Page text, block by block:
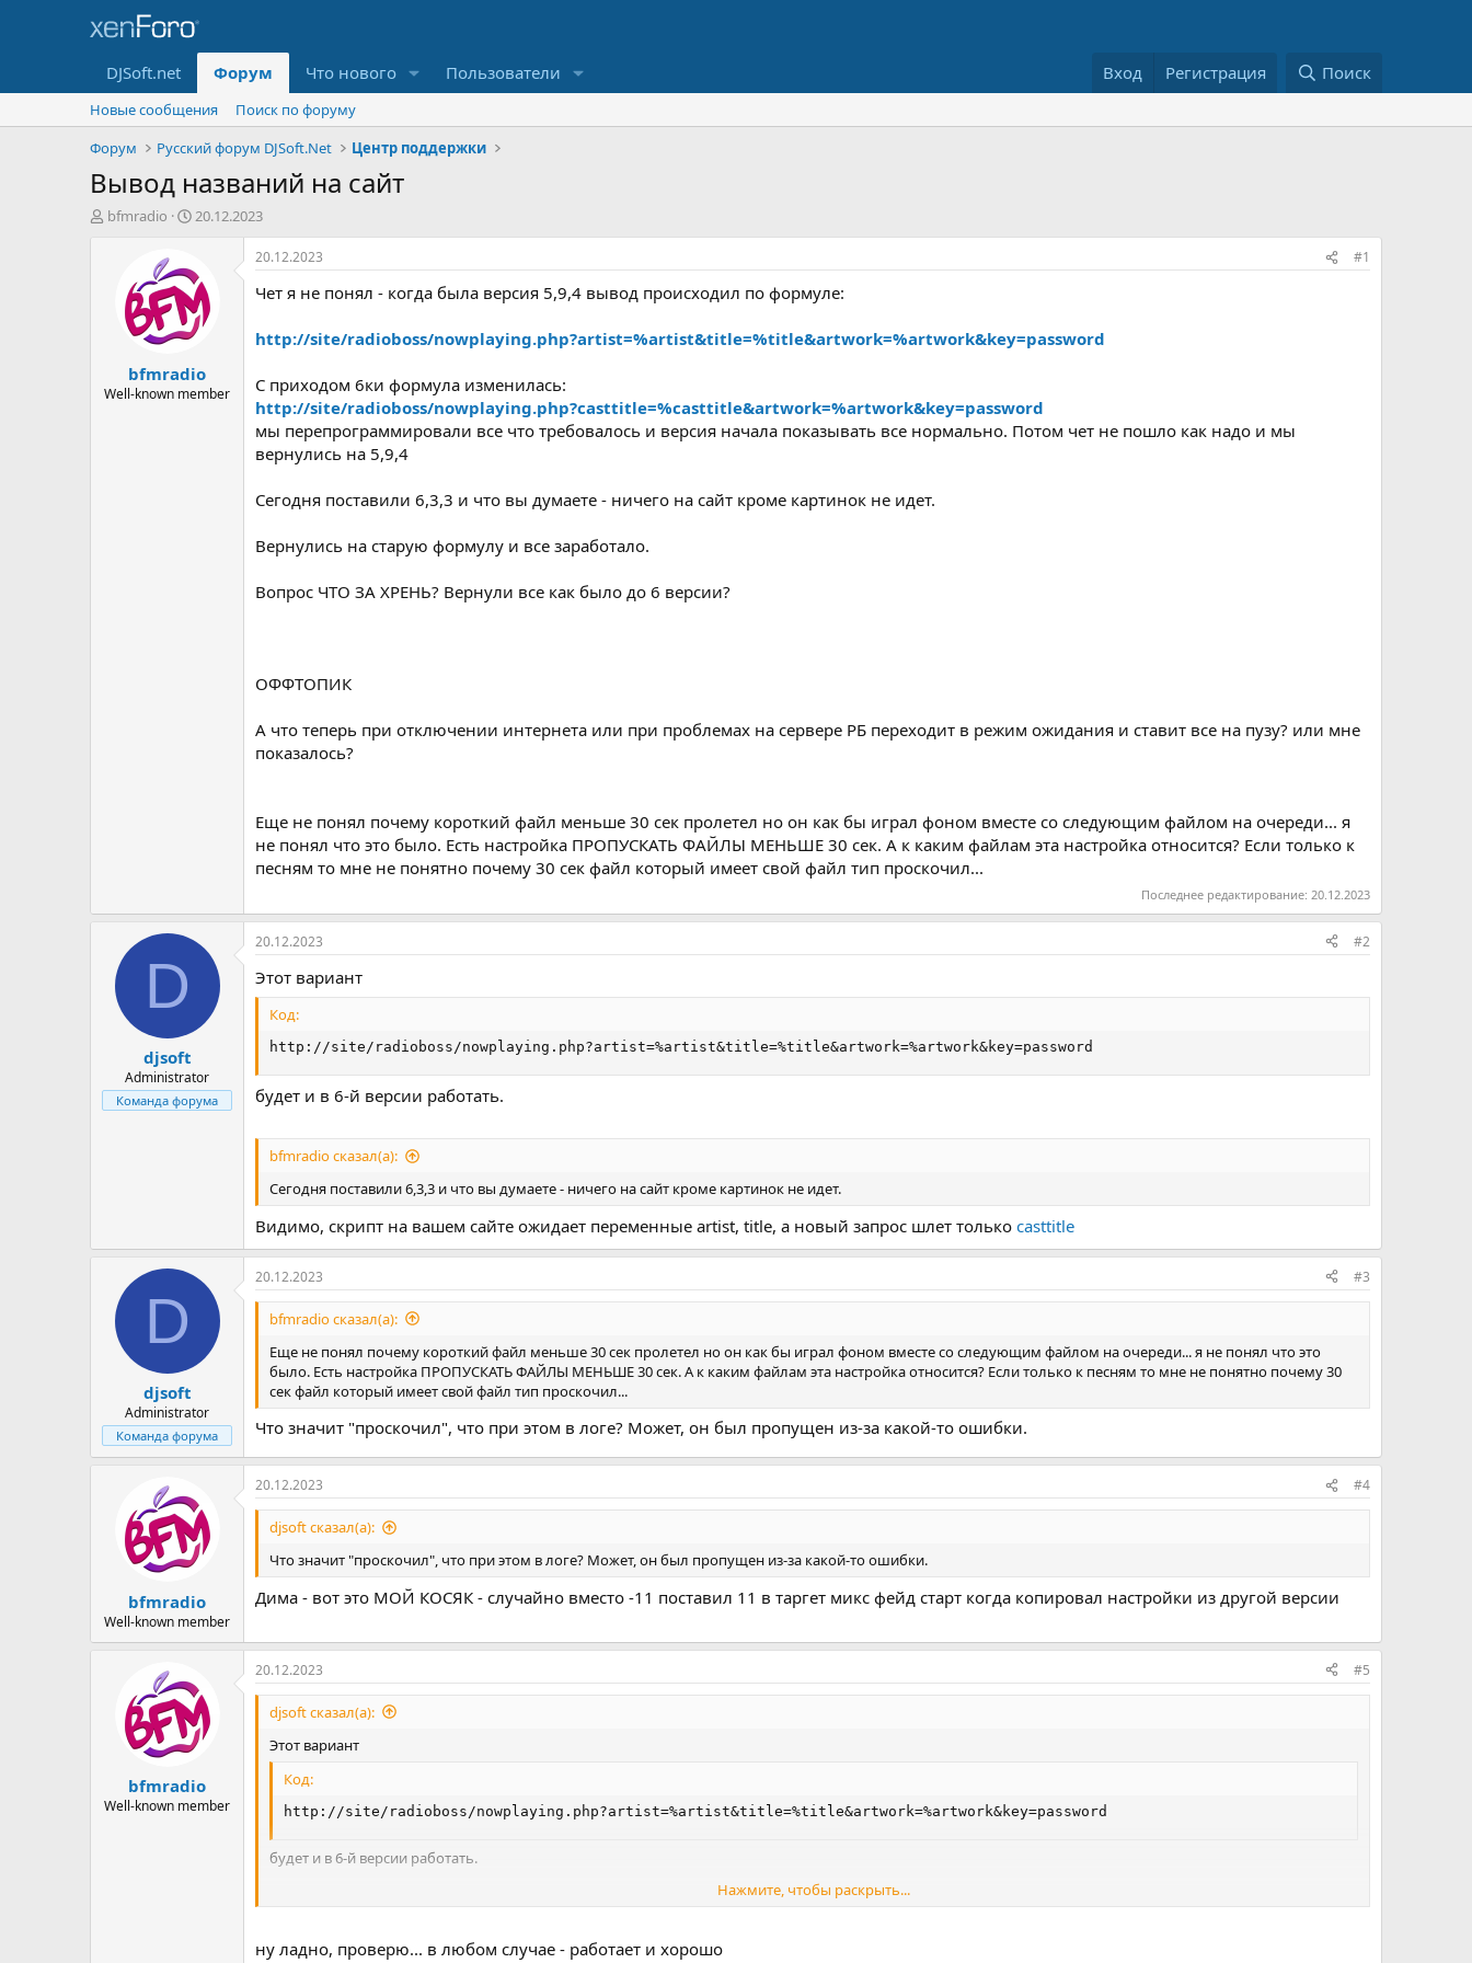
DJSoft.net Форум Что нового Пользователи Вход Регистрация Поиск
Новые сообщения
Поиск по форуму
Форум
Русский форум DJSoft.Net Центр поддержки
Вывод названий на сайт
А
bfmradio
Д
а
н
а
ч
л
а
20.12.2023
bfmradio
Well-known member
20.12.2023 #1
Чет я не понял - когда была версия 5,9,4 вывод происходил по формуле:
http://site/radioboss/nowplaying.php?artist=%artist&title=%title&artwork=%artwork&key=password
С приходом 6ки формула изменилась:
http://site/radioboss/nowplaying.php?casttitle=%casttitle&artwork=%artwork&key=password
мы перепрограммировали все что требовалось и версия начала показывать все нормально. Потом чет не пошло как надо и мы
вернулись на 5,9,4
Сегодня поставили 6,3,3 и что вы думаете - ничего на сайт кроме картинок не идет.
Вернулись на старую формулу и все заработало.
Вопрос ЧТО ЗА ХРЕНЬ? Вернули все как было до 6 версии?
ОФФТОПИК
А что теперь при отключении интернета или при проблемах на сервере РБ переходит в режим ожидания и ставит все на пузу? или мне
показалось?
Еще не понял почему короткий файл меньше 30 сек пролетел но он как бы играл фоном вместе со следующим файлом на очереди... я
не понял что это было. Есть настройка ПРОПУСКАТЬ ФАЙЛЫ МЕНЬШЕ 30 сек. А к каким файлам эта настройка относится? Если только к
песням то мне не понятно почему 30 сек файл который имеет свой файл тип проскочил...
Последнее редактирование: 20.12.2023
D
djsoft
Administrator
Команда форума
20.12.2023 #2
Этот вариант
Код:
http://site/radioboss/nowplaying.php?artist=%artist&title=%title&artwork=%artwork&key=password
будет и в 6-й версии работать.
bfmradio сказал(а):
Сегодня поставили 6,3,3 и что вы думаете - ничего на сайт кроме картинок не идет.
Видимо, скрипт на вашем сайте ожидает переменные artist, title, а новый запрос шлет только casttitle
D
djsoft
Administrator
Команда форума
20.12.2023 #3
bfmradio сказал(а):
Еще не понял почему короткий файл меньше 30 сек пролетел но он как бы играл фоном вместе со следующим файлом на очереди... я не понял что это
было. Есть настройка ПРОПУСКАТЬ ФАЙЛЫ МЕНЬШЕ 30 сек. А к каким файлам эта настройка относится? Если только к песням то мне не понятно почему 30
сек файл который имеет свой файл тип проскочил...
Что значит "проскочил", что при этом в логе? Может, он был пропущен из-за какой-то ошибки.
bfmradio
Well-known member
20.12.2023 #4
djsoft сказал(а):
Что значит "проскочил", что при этом в логе? Может, он был пропущен из-за какой-то ошибки.
Дима - вот это МОЙ КОСЯК - случайно вместо -11 поставил 11 в таргет микс фейд старт когда копировал настройки из другой версии
bfmradio
Well-known member
20.12.2023 #5
djsoft сказал(а):
Этот вариант
Код:
http://site/radioboss/nowplaying.php?artist=%artist&title=%title&artwork=%artwork&key=password
будет и в 6-й версии работать.
Нажмите, чтобы раскрыть...
ну ладно, проверю... в любом случае - работает и хорошо